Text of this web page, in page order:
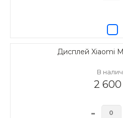
Дисплей Xiaomi
В
2
-